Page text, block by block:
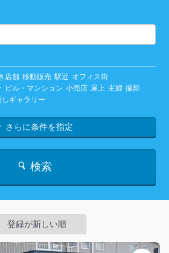
店舗 移動販売 駅近 オフィス街
ビル・マンション 小売店 屋上 主婦 撮影
しギャラリー
さらに条件を指定
検索